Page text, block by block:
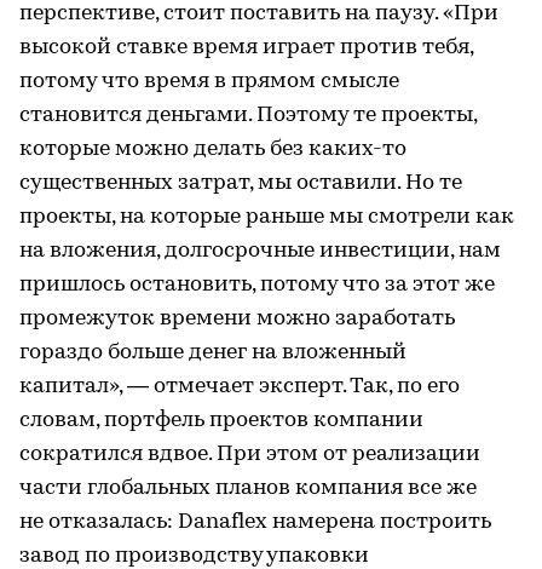
перспективе, стоит поставить на паузу. «При
высокой ставке время играет против тебя,
потому что время в прямом смысле
становится деньгами. Поэтому те проекты,
которые можно делать без каких-то
существенных затрат, мы оставили. Но те
проекты, на которые раньше мы смотрели как
на вложения, долгосрочные инвестиции, нам
пришлось остановить, потому что за этот же
промежуток времени можно заработать
гораздо больше денег на вложенный
капитал», — отмечает эксперт. Так, по его
словам, портфель проектов компании
сократился вдвое. При этом от реализации
части глобальных планов компания все же
не отказалась: Danaflex намерена построить
завод по производству упаковки